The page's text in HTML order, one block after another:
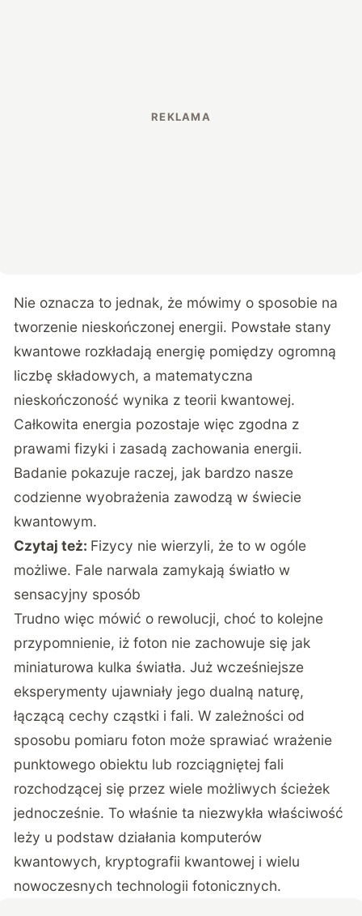
Nie oznacza to jednak, że mówimy o sposobie na
tworzenie nieskończonej energii. Powstałe stany
kwantowe rozkładają energię pomiędzy ogromną
liczbę składowych, a matematyczna
nieskończoność wynika z teorii kwantowej.
Całkowita energia pozostaje więc zgodna z
prawami fizyki i zasadą zachowania energii.
Badanie pokazuje raczej, jak bardzo nasze
codzienne wyobrażenia zawodzą w świecie
kwantowym.
Czytaj też: Fizycy nie wierzyli, że to w ogóle
możliwe. Fale narwala zamykają światło w
sensacyjny sposób
Trudno więc mówić o rewolucji, choć to kolejne
przypomnienie, iż foton nie zachowuje się jak
miniaturowa kulka światła. Już wcześniejsze
eksperymenty ujawniały jego dualną naturę,
łączącą cechy cząstki i fali. W zależności od
sposobu pomiaru foton może sprawiać wrażenie
punktowego obiektu lub rozciągniętej fali
rozchodzącej się przez wiele możliwych ścieżek
jednocześnie. To właśnie ta niezwykła właściwość
leży u podstaw działania komputerów
kwantowych, kryptografii kwantowej i wielu
nowoczesnych technologii fotonicznych.